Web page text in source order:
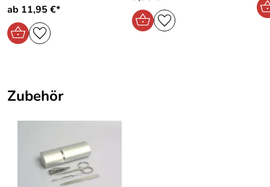
ab 11,95 €*
Zubehör